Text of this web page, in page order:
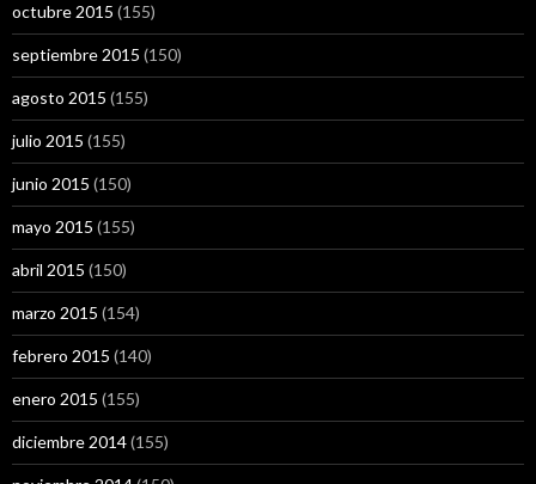
octubre 2015 (155)
septiembre 2015 (150)
agosto 2015 (155)
julio 2015 (155)
junio 2015 (150)
mayo 2015 (155)
abril 2015 (150)
marzo 2015 (154)
febrero 2015 (140)
enero 2015 (155)
diciembre 2014(155)